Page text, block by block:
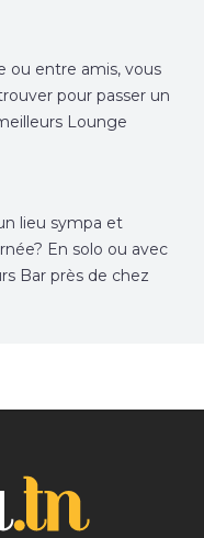
ou entre amis, vous
pour passer un
Lounge
lieu sympa et
En solo ou avec
Bar près de chez